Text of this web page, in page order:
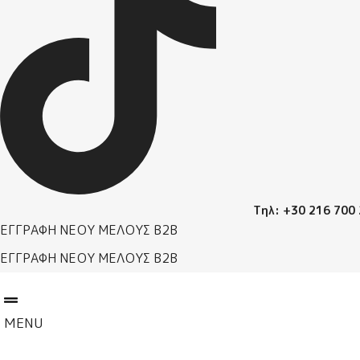
Τηλ: +30 216 700
ΕΓΓΡΑΦΗ ΝΕΟΥ ΜΕΛΟΥΣ B2B
ΕΓΓΡΑΦΗ ΝΕΟΥ ΜΕΛΟΥΣ B2B
MENU